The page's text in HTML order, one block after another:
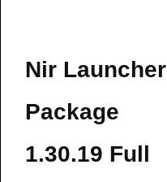
Nir Launcher
Package
1.30.19 Full